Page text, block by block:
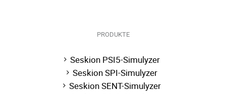
PRODUKTE
Seskion PSI5-Simulyzer
Seskion SPI-Simulyzer
Seskion SENT-Simulyzer